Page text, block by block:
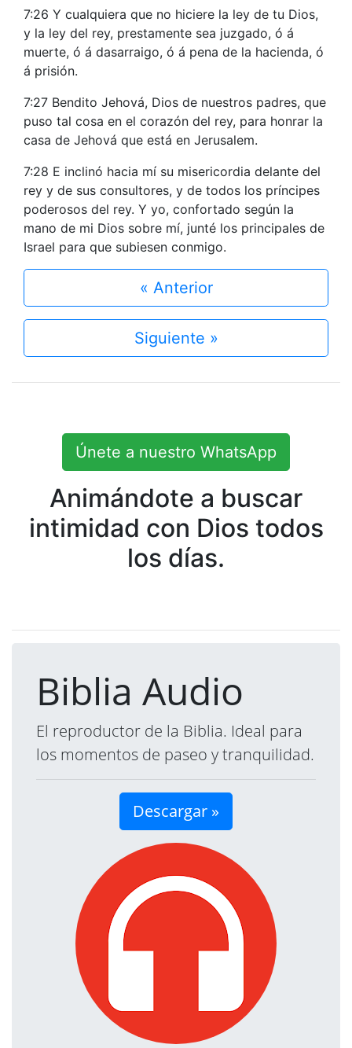
7:26 Y cualquiera que no hiciere la ley de tu Dios,
y la ley del rey, prestamente sea juzgado, ó á
muerte, ó á dasarraigo, ó á pena de la hacienda, ó
á prisión.
7:27 Bendito Jehová, Dios de nuestros padres, que
puso tal cosa en el corazón del rey, para honrar la
casa de Jehová que está en Jerusalem.
7:28 E inclinó hacia mí su misericordia delante del
rey y de sus consultores, y de todos los príncipes
poderosos del rey. Y yo, confortado según la
mano de mi Dios sobre mí, junté los principales de
Israel para que subiesen conmigo.
« Anterior
Siguiente »
Únete a nuestro WhatsApp
Animándote a buscar
intimidad con Dios todos
los días.
Biblia Audio
El reproductor de la Biblia. Ideal para
los momentos de paseo y tranquilidad.
Descargar »